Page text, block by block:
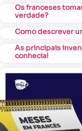
Os franceses
verdade?
Como descrever
As principais
conhecia!